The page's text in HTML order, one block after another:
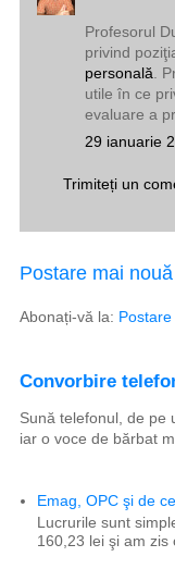
Profesorul
privind
personală .
utile în ce
evaluare a
29 ianuarie
Trimiteți un
Postare mai nouă
Abonați-vă la:
Convorbire
Sună telefonul, de pe
iar o voce de bărbat
Emag, OPC şi de
Lucrurile sunt
160,23 lei şi am